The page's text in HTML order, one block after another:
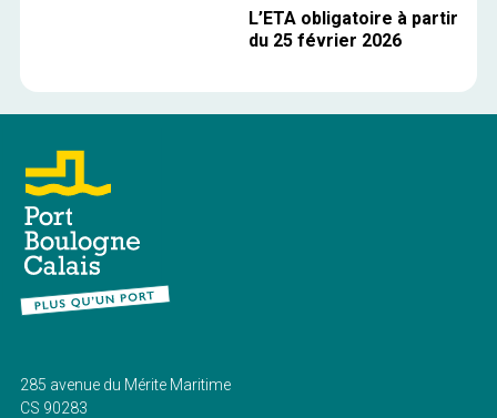
L’ETA obligatoire à partir
du 25 février 2026
285 avenue du Mérite Maritime
CS 90283